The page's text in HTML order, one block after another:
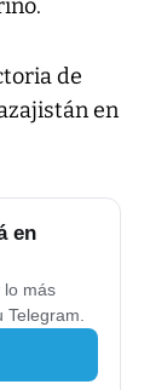
de
en
en
lo más
Telegram.